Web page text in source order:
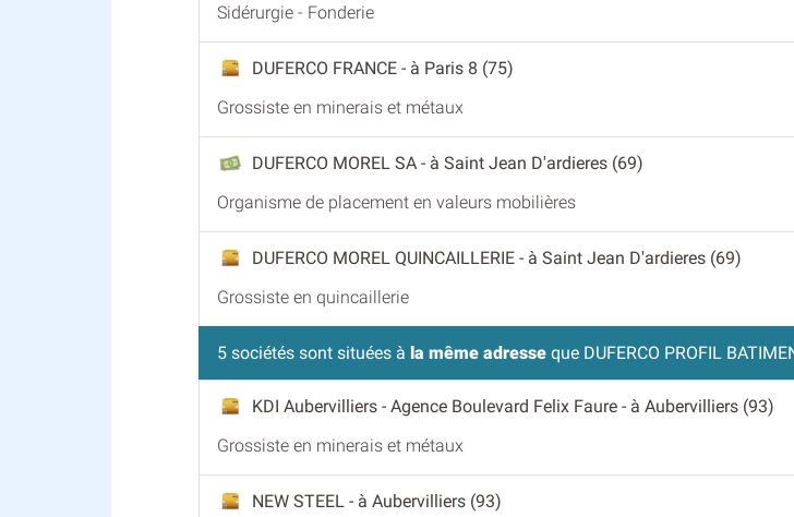
Sidérurgie - Fonderie
DUFERCO FRANCE - à Paris 8 (75)
Grossiste en minerais et métaux
DUFERCO MOREL SA - à Saint Jean D'ardieres (69)
Organisme de placement en valeurs mobilières
DUFERCO MOREL QUINCAILLERIE - à Saint Jean D'ardieres (69)
Grossiste en quincaillerie
5 sociétés sont situées à la même adresse que DUFERCO PROFIL
KDI Aubervilliers - Agence Boulevard Felix Faure - à Aubervilliers (93)
Grossiste en minerais et métaux
NEW STEEL - à Aubervilliers (93)